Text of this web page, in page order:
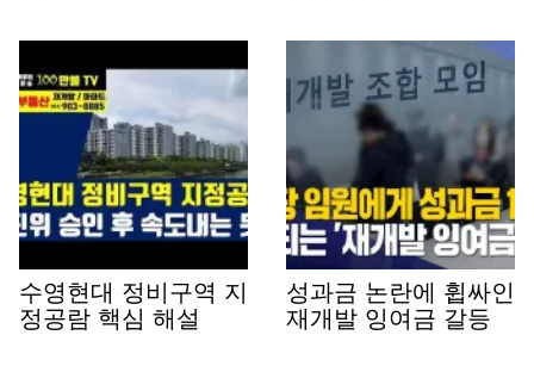
수영현대 정비구역 지
정공람 핵심 해설
성과금 논란에 휩싸인
재개발 잉여금 갈등